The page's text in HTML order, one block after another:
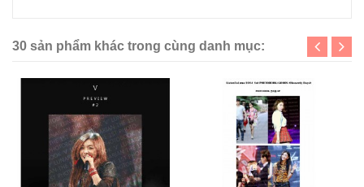
30 sản phẩm khác trong cùng danh mục: